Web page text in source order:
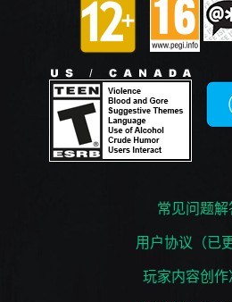
常见问题解
用户协议（已
玩家内容创作